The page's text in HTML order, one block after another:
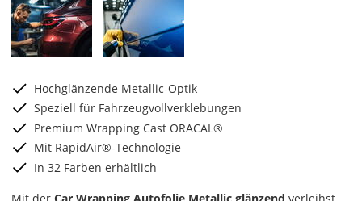
Hochglänzende Metallic-Optik
Speziell für Fahrzeugvollverklebungen
Premium Wrapping Cast ORACAL®
Mit RapidAir®-Technologie
In 32 Farben erhältlich